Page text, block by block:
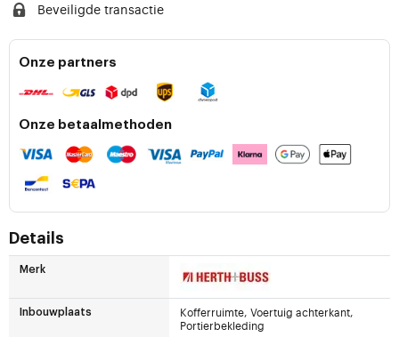
Beveiligde transactie
Onze partners
Onze betaalmethoden
Details
Merk
Inbouwplaats
Kofferruimte, Voertuig achterkant,
Portierbekleding